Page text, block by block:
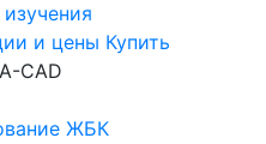
и цены Купить
CAD
ЖБК